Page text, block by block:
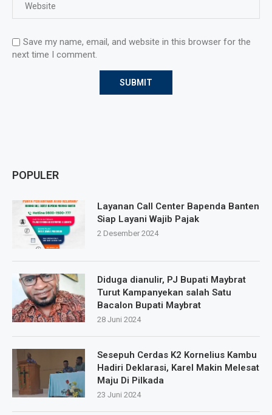
Save my name, email, and website in this browser for the
next time I comment.
POPULER
Layanan Call Center Bapenda Banten
Siap Layani Wajib Pajak
2 Desember 2024
Diduga dianulir, PJ Bupati Maybrat
Turut Kampanyekan salah Satu
Bacalon Bupati Maybrat
28 Juni 2024
Sesepuh Cerdas K2 Kornelius Kambu
Hadiri Deklarasi, Karel Makin Melesat
Maju Di Pilkada
23 Juni 2024